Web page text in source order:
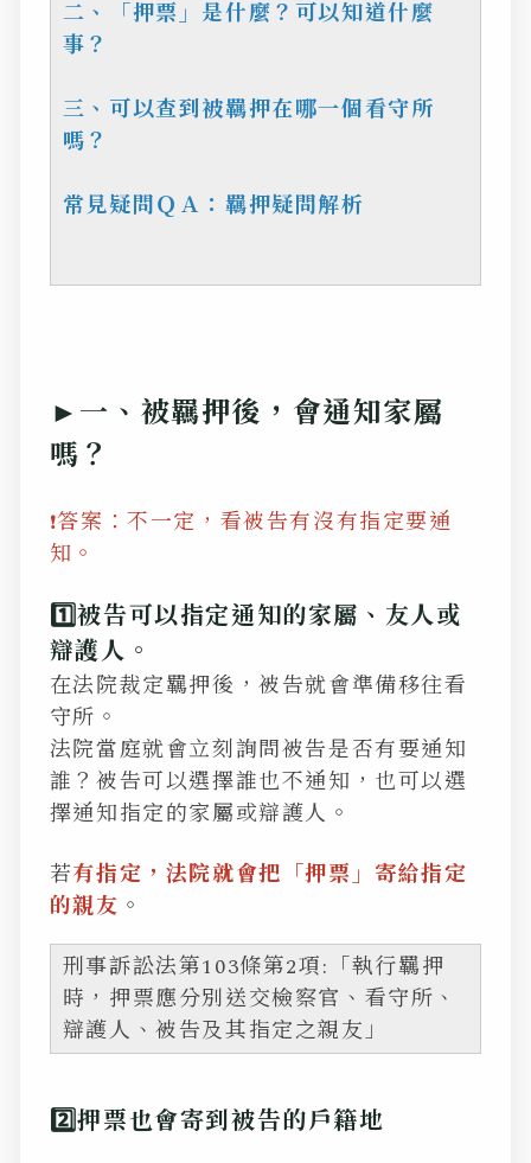
二、「押票」是什麼？可以知道什麼
事？
三、可以查到被羈押在哪一個看守所
嗎？
常見疑問ＱＡ：羈押疑問解析
►一、被羈押後，會通知家屬
嗎？
❗答案：不一定，看被告有沒有指定要通
知。
1️⃣被告可以指定通知的家屬、友人或
辯護人。
在法院裁定羈押後，被告就會準備移往看
守所。
法院當庭就會立刻詢問被告是否有要通知
誰？被告可以選擇誰也不通知，也可以選
擇通知指定的家屬或辯護人。
若有指定，法院就會把「押票」寄給指定
的親友 。
刑事訴訟法第103條第2項:「執行羈押
時，押票應分別送交檢察官、看守所、
辯護人、被告及其指定之親友」
2️⃣押票也會寄到被告的戶籍地